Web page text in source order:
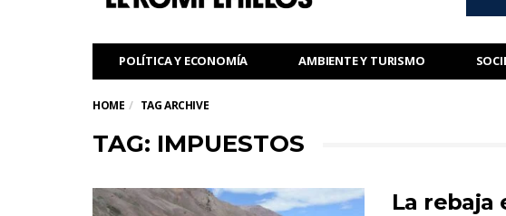
POLÍTICA Y ECONOMÍA AMBIENTE Y TURISMO
HOME TAG ARCHIVE
TAG: IMPUESTOS
La rebaja